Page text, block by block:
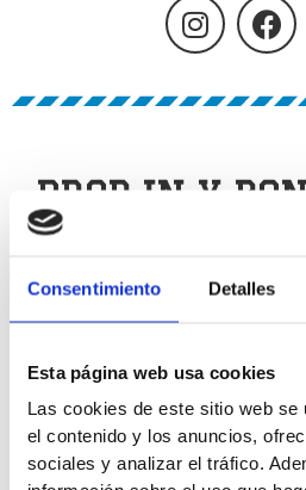
Consentimiento Detalles
Esta página web usa cookies
Las cookies de este sitio web
el contenido y los anuncios,
sociales y analizar el tráfico.
DROP IN Y